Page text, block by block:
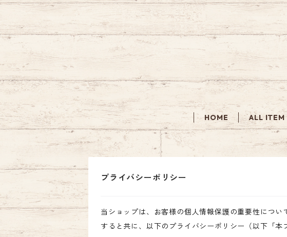
HOME ALL ITEM
プライバシーポリシー
当ショップは、お客様の個人情報保護の重要性につ
すると共に、以下のプライバシーポリシー（以下「